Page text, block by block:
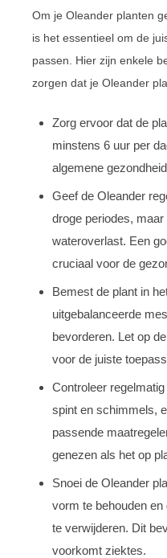
Om je Oleander planten
is het essentieel om de
passen. Hier zijn enkele
zorgen dat je Oleander
Zorg ervoor dat de
minstens 6 uur per
algemene
Geef de Oleander
droge periodes,
wateroverlast. Een
cruciaal voor de
Bemest de plant in
uitgebalanceerde
bevorderen. Let op
voor de juiste
Controleer
spint en schimmels,
passende
genezen als het op
Snoei de Oleander
vorm te behouden
te verwijderen. Dit
voorkomt ziektes.